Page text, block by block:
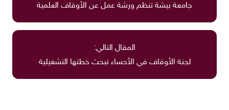
جامعة بيشة تنظم ورشة عمل عن الأوقاف العلمية
المقال التالي:
لجنة الأوقاف في الأحساء تبحث خطتها التشغيلية